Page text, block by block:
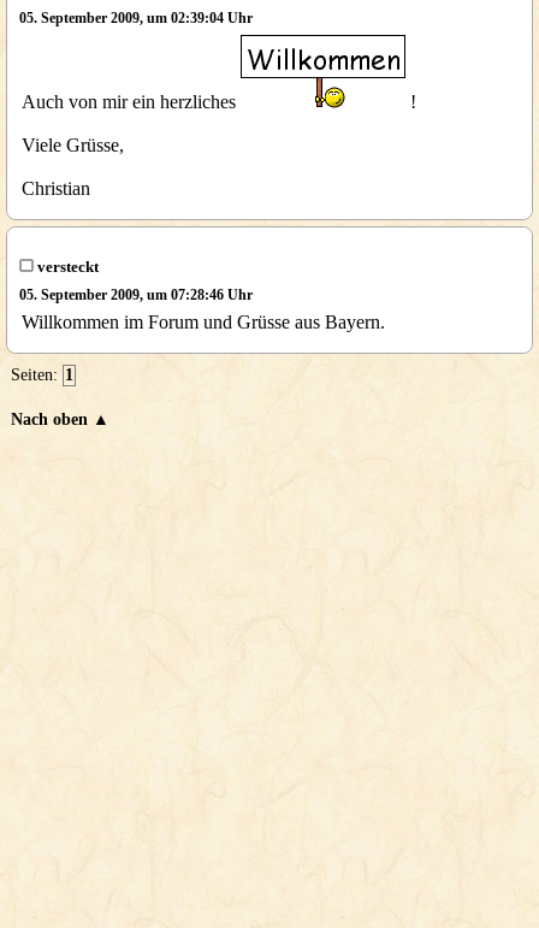
05. September 2009, um 02:39:04 Uhr
Auch von mir ein herzliches !
Viele Grüsse,
Christian
versteckt
05. September 2009, um 07:28:46 Uhr
Willkommen im Forum und Grüsse aus Bayern.
Seiten: 1
Nach oben ▲